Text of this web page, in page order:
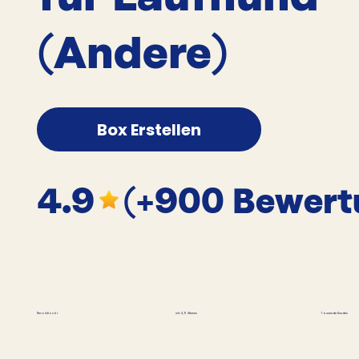
(Andere)
Box Erstellen
4.9 (+900
Revolutionär mit 4,9 Sternen Tausende Kunden